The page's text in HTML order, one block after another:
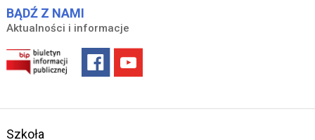
BĄDŹ Z NAMI
Aktualności i informacje
Szkoła